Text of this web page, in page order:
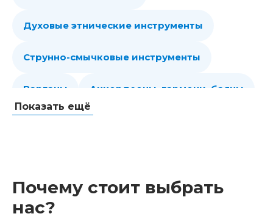
Духовые этнические инструменты
Струнно-смычковые инструменты
Варганы Аккордеоны, гармони, баяны
Клавишные Сувениры, подарки
Аренда
Показать ещё
Почему стоит выбрать
нас?